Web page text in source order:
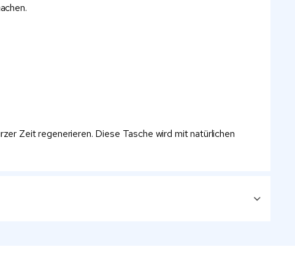
Zeit regenerieren. Diese Tasche wird mit natürlichen